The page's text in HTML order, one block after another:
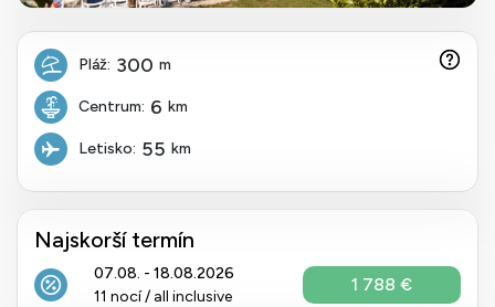
Pláž: 300 m
Centrum: 6 km
Letisko: 55 km
Najskorší termín
07.08. - 18.08.2026
11 nocí / all inclusive
1 788 €